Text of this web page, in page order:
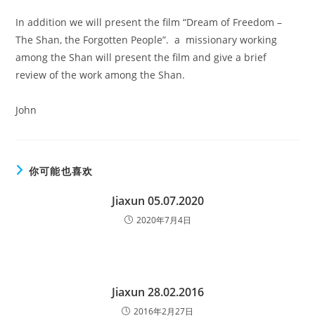
In addition we will present the film “Dream of Freedom –
The Shan, the Forgotten People”. a missionary working
among the Shan will present the film and give a brief
review of the work among the Shan.
John
你可能也喜欢
Jiaxun 05.07.2020
2020年7月4日
Jiaxun 28.02.2016
2016年2月27日